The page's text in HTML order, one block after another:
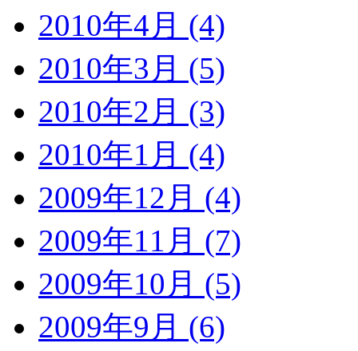
2010年4月 (4)
2010年3月 (5)
2010年2月 (3)
2010年1月 (4)
2009年12月 (4)
2009年11月 (7)
2009年10月 (5)
2009年9月 (6)